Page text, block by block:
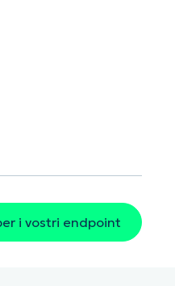
i vostri endpoint